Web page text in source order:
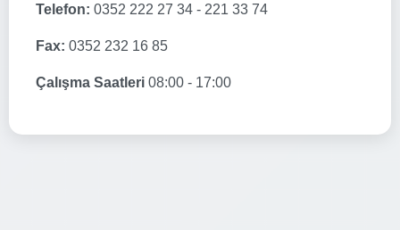
Telefon: 0352 222 27 34 - 221 33 74
Fax: 0352 232 16 85
Çalışma Saatleri 08:00 - 17:00